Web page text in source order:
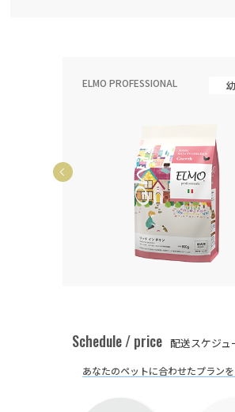
ELMO PROFESSIONAL
Schedule / price 配送スケジュ
あなたのペットに合わせたプラン